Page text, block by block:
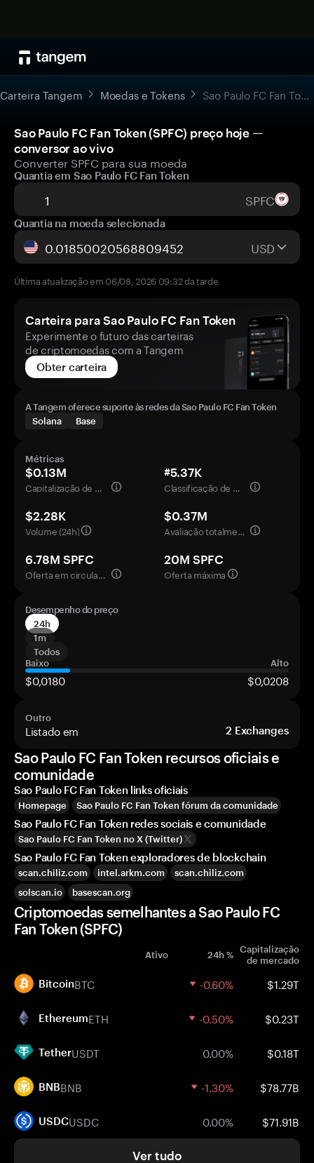
Carteira Tangem Moedas e Tokens Sao Paulo FC Fan Token
Sao Paulo FC Fan Token (SPFC) preço hoje —
conversor ao vivo
Converter SPFC para sua moeda
Quantia em Sao Paulo FC Fan Token
SPFC
Quantia na moeda selecionada
USD
Última atualização em 06/08, 2026 09:32 da tarde
Carteira para Sao Paulo FC Fan Token
Experimente o futuro das carteiras
de criptomoedas com a Tangem
Obter carteira
A Tangem oferece suporte às redes da Sao Paulo FC Fan Token
Solana
Base
Métricas
$0.13M
Capitalização de mercado
#5.37K
Classificação de mercado
$2.28K
Volume (24h)
$0.37M
Avaliação totalmente diluída
6.78M SPFC
Oferta em circulação
20M SPFC
Oferta máxima
Desempenho do preço
24h
1m
Todos
Baixo
Alto
$0,0180 $0,0208
Outro
Listado em 2 Exchanges
Sao Paulo FC Fan Token recursos oficiais e
comunidade
Sao Paulo FC Fan Token links oficiais
Homepage Sao Paulo FC Fan Token fórum da comunidade
Sao Paulo FC Fan Token redes sociais e comunidade
Sao Paulo FC Fan Token no X (Twitter)
Sao Paulo FC Fan Token exploradores de blockchain
scan.chiliz.com intel.arkm.com
scan.chiliz.com
solscan.io
basescan.org
Criptomoedas semelhantes a Sao Paulo FC
Fan Token (SPFC)
Ativo 24h % Capitalização
de mercado
BitcoinBTC -0.60% $1.29T
EthereumETH -0.50% $0.23T
TetherUSDT 0.00% $0.18T
BNBBNB -1.30% $78.77B
USDCUSDC 0.00% $71.91B
Ver tudo